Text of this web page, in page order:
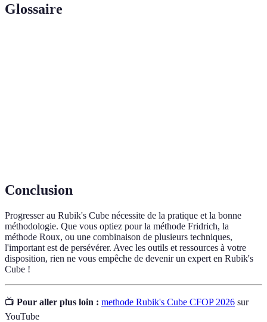
Glossaire
Conclusion
Progresser au Rubik's Cube nécessite de la pratique et la bonne
méthodologie. Que vous optiez pour la méthode Fridrich, la
méthode Roux, ou une combinaison de plusieurs techniques,
l'important est de persévérer. Avec les outils et ressources à votre
disposition, rien ne vous empêche de devenir un expert en Rubik's
Cube !
📺 Pour aller plus loin : methode Rubik's Cube CFOP 2026 sur
YouTube